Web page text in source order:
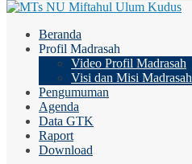
Beranda
Profil Madrasah
Video Profil Madrasah
Visi dan Misi Madrasah
Pengumuman
Agenda
Data GTK
Raport
Download